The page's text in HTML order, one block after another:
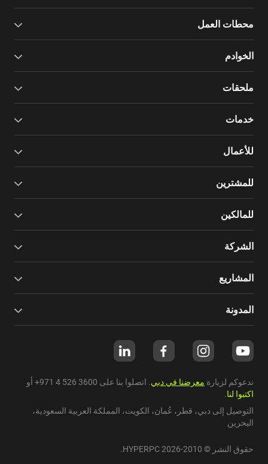
محطات العمل
الخوادم
ملحقات
خدمات
للأعمال
للمشترين
للمالكين
الشركة
المشاريع
المدونة
ندعوكم لزيارة معرضنا في دبي. اتصلوا بنا على +971 4 526 3600 أو
اكتبوا لنا.
التوصيل إلى دبي، قطر ، عُمان، الكويت، المملكة العربية السعودية،
البحرين
حقوق النشر © 2010-2026 HYPERPC.